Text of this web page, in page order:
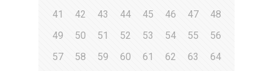
41
42 43 44 45 46 47
48
49
50 51 52 53 54 55
56
57
58 59 60 61 62 63
64